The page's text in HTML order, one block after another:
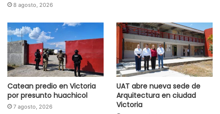
8 agosto, 2026
Catean predio en Victoria
por presunto huachicol
7 agosto, 2026
UAT abre nueva sede de
Arquitectura en ciudad
Victoria